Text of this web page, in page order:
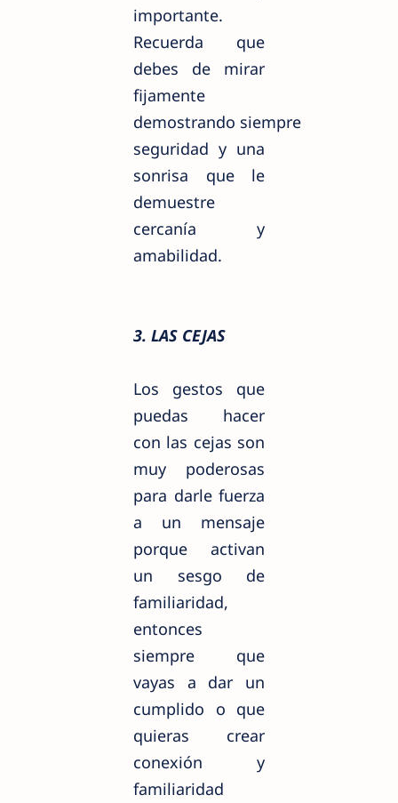
importante.
Recuerda que
debes de mirar
fijamente
demostrando siempre
seguridad y una
sonrisa que le
demuestre
cercanía y
amabilidad.
3. LAS CEJAS
Los gestos que
puedas hacer
con las cejas son
muy poderosas
para darle fuerza
a un mensaje
porque activan
un sesgo de
familiaridad,
entonces
siempre que
vayas a dar un
cumplido o que
quieras crear
conexión y
familiaridad